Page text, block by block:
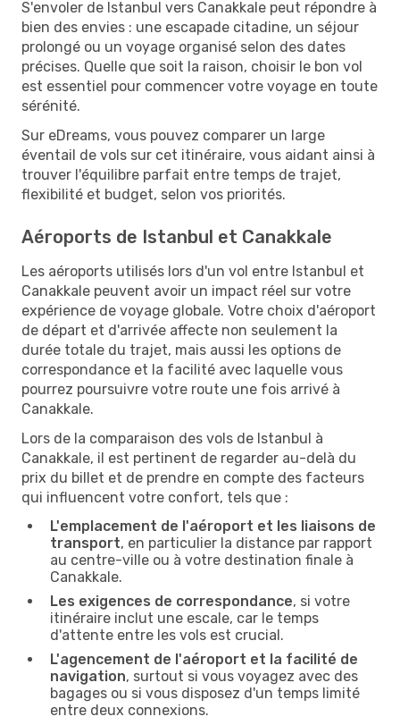
S'envoler de Istanbul vers Canakkale peut répondre à
bien des envies : une escapade citadine, un séjour
prolongé ou un voyage organisé selon des dates
précises. Quelle que soit la raison, choisir le bon vol
est essentiel pour commencer votre voyage en toute
sérénité.
Sur eDreams, vous pouvez comparer un large
éventail de vols sur cet itinéraire, vous aidant ainsi à
trouver l'équilibre parfait entre temps de trajet,
flexibilité et budget, selon vos priorités.
Aéroports de Istanbul et Canakkale
Les aéroports utilisés lors d'un vol entre Istanbul et
Canakkale peuvent avoir un impact réel sur votre
expérience de voyage globale. Votre choix d'aéroport
de départ et d'arrivée affecte non seulement la
durée totale du trajet, mais aussi les options de
correspondance et la facilité avec laquelle vous
pourrez poursuivre votre route une fois arrivé à
Canakkale.
Lors de la comparaison des vols de Istanbul à
Canakkale, il est pertinent de regarder au-delà du
prix du billet et de prendre en compte des facteurs
qui influencent votre confort, tels que :
L'emplacement de l'aéroport et les liaisons de
transport, en particulier la distance par rapport
au centre-ville ou à votre destination finale à
Canakkale.
Les exigences de correspondance, si votre
itinéraire inclut une escale, car le temps
d'attente entre les vols est crucial.
L'agencement de l'aéroport et la facilité de
navigation, surtout si vous voyagez avec des
bagages ou si vous disposez d'un temps limité
entre deux connexions.